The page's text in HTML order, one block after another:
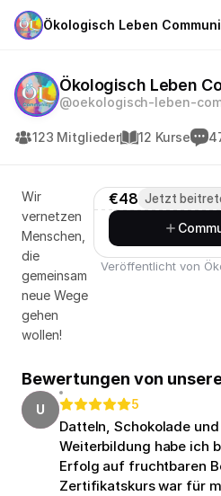
Ökologisch Leben
Ökologisch Leben
@oekologisch-leben-
123 Mitglieder 12 Kurse
Wir
vernetzen
Menschen,
die
gemeinsam
neue Wege
gehen
wollen!
€48 Jetzt
Veröffentlicht von
Bewertungen von
U 5
Datteln, Schokolade
Weiterbildung habe ich
Erfolg auf fruchtbaren
Zertifikatskurs war für